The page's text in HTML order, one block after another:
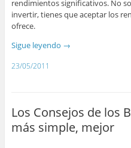
rendimientos significativos. No
invertir, tienes que aceptar los
ofrece.
Sigue leyendo →
23/05/2011
Los Consejos de los
más simple, mejor